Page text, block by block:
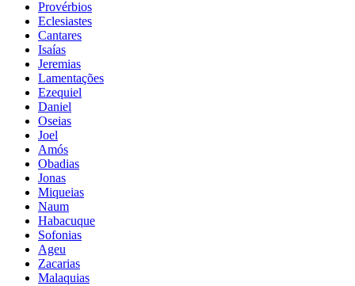
Provérbios
Eclesiastes
Cantares
Isaías
Jeremias
Lamentações
Ezequiel
Daniel
Oseias
Joel
Amós
Obadias
Jonas
Miqueias
Naum
Habacuque
Sofonias
Ageu
Zacarias
Malaquias